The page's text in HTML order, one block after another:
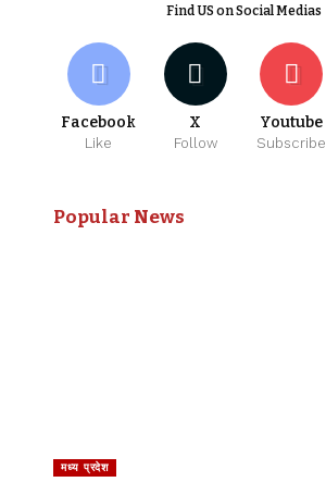
Find US on Social Medias
Facebook
Like
X
Follow
Youtube
Subscribe
Popular News
मध्य प्रदेश